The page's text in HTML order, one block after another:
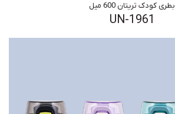
بطری کودک تریتان 600 میل
UN-1961